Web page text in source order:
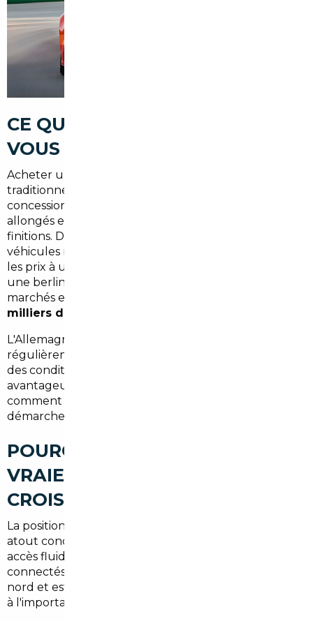
CE QUE LE MARCHÉ LOCAL NE
VOUS DIT PAS
Acheter une voiture en France, sur le marché
traditionnel, c'est souvent accepter des marges
concessionnaires importantes, des délais de livraison
allongés et une offre restreinte selon les modèles et
finitions. Dans les Yvelines, la demande pour des
véhicules récents est forte, ce qui tend à maintenir
les prix à un niveau élevé. Pour un SUV familial ou
une berline premium, l'écart de prix avec certains
marchés européens peut atteindre
milliers d'euros
L'Allemagne, la Belgique ou les Pays-Bas proposent
régulièrement des véhicules neufs ou récents avec
des conditions tarifaires nettement plus
avantageuses. Encore faut-il savoir où chercher,
comment négocier, et surtout comment gérer les
démarches administratives liées à l'importation.
POURQUOI L'IMPORT EST UNE
VRAIE OPPORTUNITÉ DEPUIS
CROISSY-SUR-SEINE
La position géographique de Croissy-sur-Seine est un
atout concret. À moins d'une heure de Paris, avec un
accès fluide à l'A13 et à l'A86, les habitants sont bien
connectés aux axes qui mènent vers les frontières
nord et est de la France. Cela facilite la logistique liée
à l'importation de véhicules depuis l'Europe.